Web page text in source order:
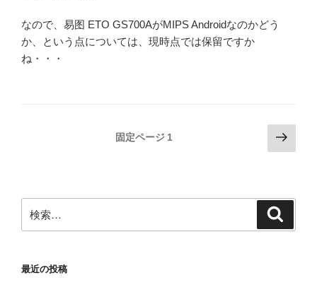
なので、易图 ETO GS700AがMIPS Androidなのかどう
か、という点については、現時点では保留ですか
ね・・・
ー
ジ
り
固定ページ 1
次
の
ジ
索:
最近の投稿